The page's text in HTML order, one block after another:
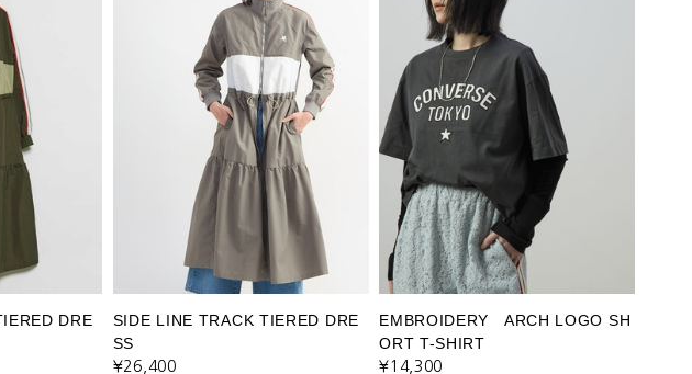
DRE
SIDE LINE TRACK TIERED DRE
SS
¥26,400
EMBROIDERY ARCH LOGO SH
ORT T-SHIRT
¥14,300